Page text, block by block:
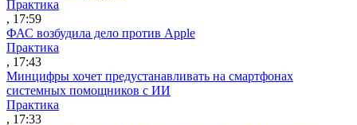
Практика
, 17:59
ФАС возбудила дело против Apple
Практика
, 17:43
Минцифры хочет предустанавливать на смартфонах
системных помощников с ИИ
Практика
, 17:33